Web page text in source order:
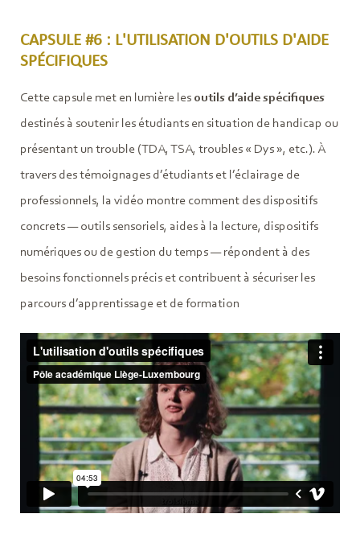
CAPSULE #6 : L'UTILISATION D'OUTILS D'AIDE
SPÉCIFIQUES
Cette capsule met en lumière les outils d’aide spécifiques
destinés à soutenir les étudiants en situation de handicap ou
présentant un trouble (TDA, TSA, troubles « Dys », etc.). À
travers des témoignages d’étudiants et l’éclairage de
professionnels, la vidéo montre comment des dispositifs
concrets — outils sensoriels, aides à la lecture, dispositifs
numériques ou de gestion du temps — répondent à des
besoins fonctionnels précis et contribuent à sécuriser les
parcours d’apprentissage et de formation